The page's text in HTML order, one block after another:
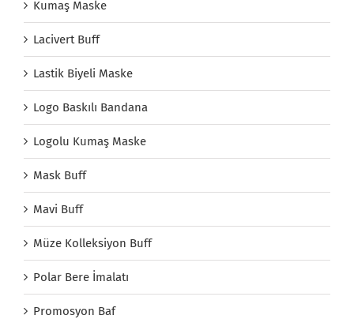
Kumaş Maske
Lacivert Buff
Lastik Biyeli Maske
Logo Baskılı Bandana
Logolu Kumaş Maske
Mask Buff
Mavi Buff
Müze Kolleksiyon Buff
Polar Bere İmalatı
Promosyon Baf